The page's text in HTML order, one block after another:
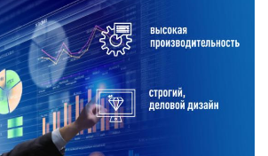
Смотреть проект